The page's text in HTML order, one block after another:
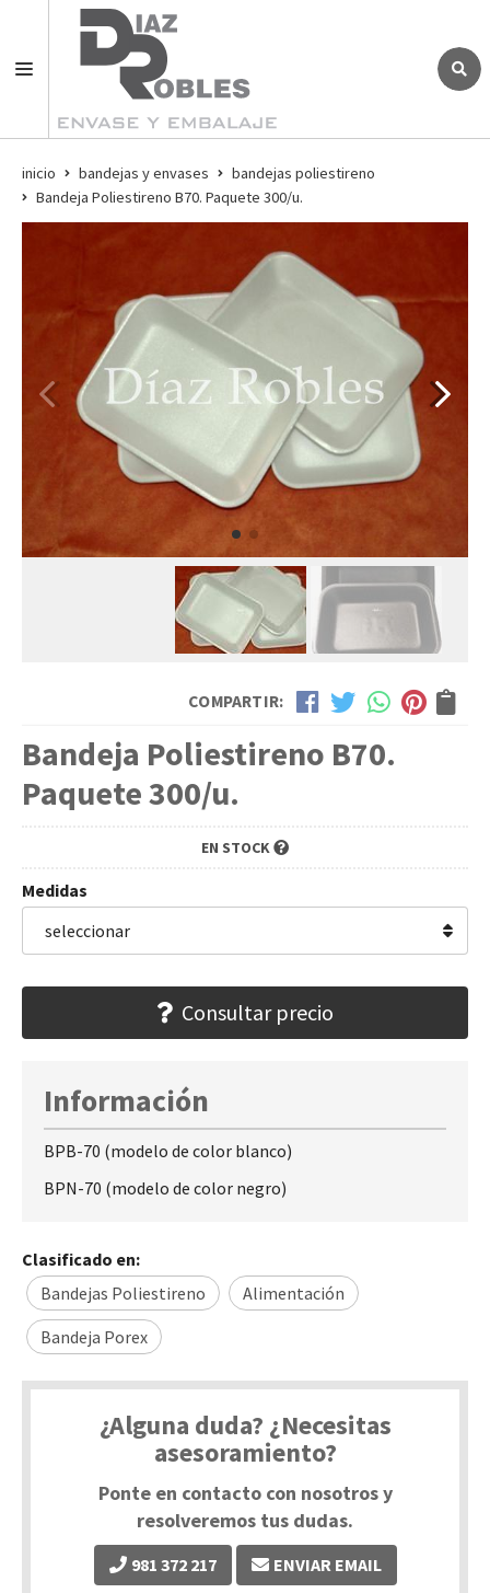
inicio bandejas y envases
bandejas poliestireno
Bandeja Poliestireno B70. Paquete 300/u.
COMPARTIR:
Bandeja Poliestireno B70.
Paquete 300/u.
EN STOCK
Medidas
Consultar precio
Información
BPB-70 (modelo de color blanco)
BPN-70 (modelo de color negro)
Clasificado en:
Bandejas Poliestireno
Alimentación
Bandeja Porex
¿Alguna duda? ¿Necesitas
asesoramiento?
Ponte en contacto con nosotros y
resolveremos tus dudas.
981 372 217 ENVIAR EMAIL